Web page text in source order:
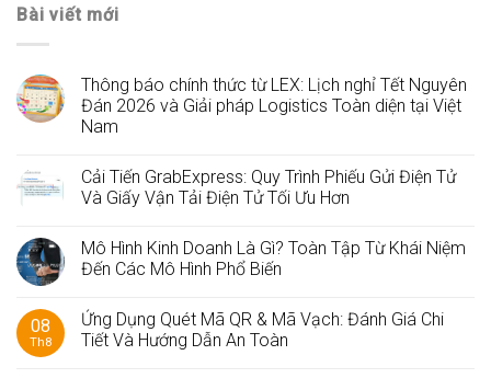
Bài viết mới
Thông báo chính thức từ LEX: Lịch nghỉ Tết Nguyên
Đán 2026 và Giải pháp Logistics Toàn diện tại Việt
Nam
Cải Tiến GrabExpress: Quy Trình Phiếu Gửi Điện Tử
Và Giấy Vận Tải Điện Tử Tối Ưu Hơn
Mô Hình Kinh Doanh Là Gì? Toàn Tập Từ Khái Niệm
Đến Các Mô Hình Phổ Biến
08
Th8
Ứng Dụng Quét Mã QR & Mã Vạch: Đánh Giá Chi
Tiết Và Hướng Dẫn An Toàn